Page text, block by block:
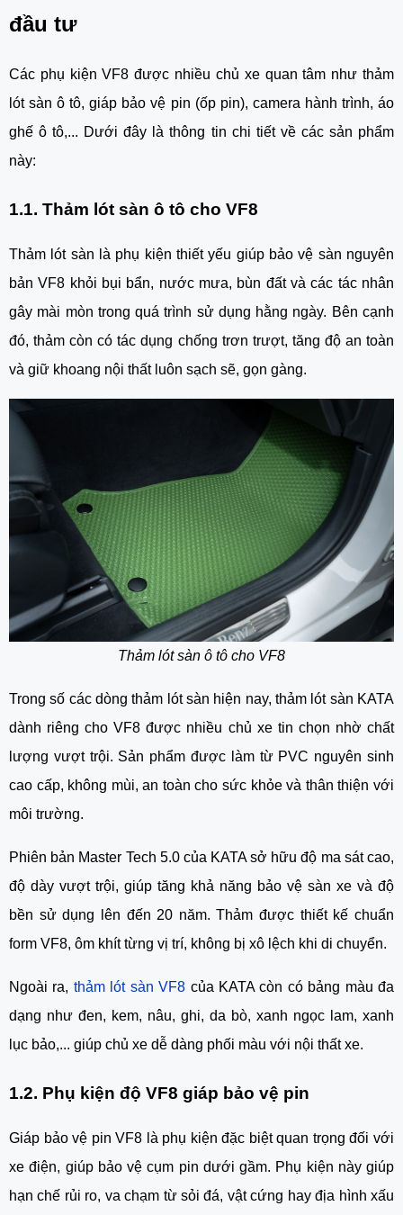
đầu tư
Các phụ kiện VF8 được nhiều chủ xe quan tâm như thảm
lót sàn ô tô, giáp bảo vệ pin (ốp pin), camera hành trình, áo
ghế ô tô,... Dưới đây là thông tin chi tiết về các sản phẩm
này:
1.1. Thảm lót sàn ô tô cho VF8
Thảm lót sàn là phụ kiện thiết yếu giúp bảo vệ sàn nguyên
bản VF8 khỏi bụi bẩn, nước mưa, bùn đất và các tác nhân
gây mài mòn trong quá trình sử dụng hằng ngày. Bên cạnh
đó, thảm còn có tác dụng chống trơn trượt, tăng độ an toàn
và giữ khoang nội thất luôn sạch sẽ, gọn gàng.
Thảm lót sàn ô tô cho VF8
Trong số các dòng thảm lót sàn hiện nay, thảm lót sàn KATA
dành riêng cho VF8 được nhiều chủ xe tin chọn nhờ chất
lượng vượt trội. Sản phẩm được làm từ PVC nguyên sinh
cao cấp, không mùi, an toàn cho sức khỏe và thân thiện với
môi trường.
Phiên bản Master Tech 5.0 của KATA sở hữu độ ma sát cao,
độ dày vượt trội, giúp tăng khả năng bảo vệ sàn xe và độ
bền sử dụng lên đến 20 năm. Thảm được thiết kế chuẩn
form VF8, ôm khít từng vị trí, không bị xô lệch khi di chuyển.
Ngoài ra, thảm lót sàn VF8 của KATA còn có bảng màu đa
dạng như đen, kem, nâu, ghi, da bò, xanh ngọc lam, xanh
lục bảo,... giúp chủ xe dễ dàng phối màu với nội thất xe.
1.2. Phụ kiện độ VF8 giáp bảo vệ pin
Giáp bảo vệ pin VF8 là phụ kiện đặc biệt quan trọng đối với
xe điện, giúp bảo vệ cụm pin dưới gầm. Phụ kiện này giúp
hạn chế rủi ro, va chạm từ sỏi đá, vật cứng hay địa hình xấu